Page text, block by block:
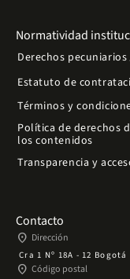
Normatividad
Derechos pecuniarios
Estatuto de
Términos y
Política de derechos
los contenidos
Transparencia y
Contacto
place Dirección
Cra 1 Nº 18A - 12
place Código postal